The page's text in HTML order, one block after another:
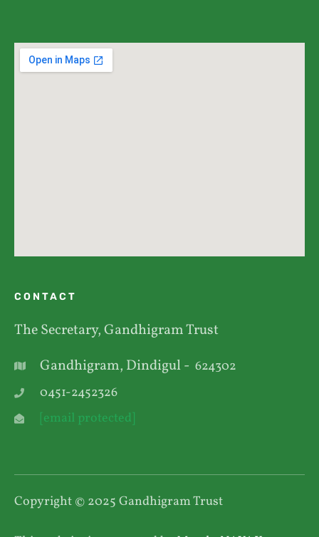
CONTACT
The Secretary, Gandhigram Trust
Gandhigram, Dindigul - 624302
0451-2452326
[email protected]
Copyright © 2025 Gandhigram Trust